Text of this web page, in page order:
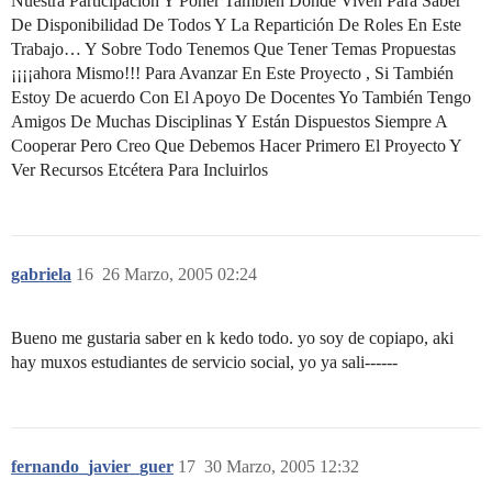
De Disponibilidad De Todos Y La Repartición De Roles En Este
Trabajo… Y Sobre Todo Tenemos Que Tener Temas Propuestas
¡¡¡¡ahora Mismo!!! Para Avanzar En Este Proyecto , Si También
Estoy De acuerdo Con El Apoyo De Docentes Yo También Tengo
Amigos De Muchas Disciplinas Y Están Dispuestos Siempre A
Cooperar Pero Creo Que Debemos Hacer Primero El Proyecto Y
Ver Recursos Etcétera Para Incluirlos
gabriela 26 Marzo, 2005 02:24
16
Bueno me gustaria saber en k kedo todo. yo soy de copiapo, aki
hay muxos estudiantes de servicio social, yo ya sali------
fernando_javier_guer 30 Marzo, 2005 12:32
17